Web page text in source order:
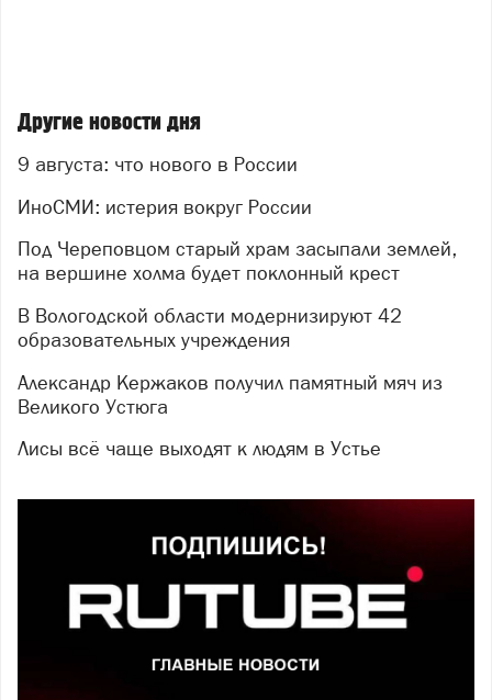
Другие новости дня
9 августа: что нового в России
ИноСМИ: истерия вокруг России
Под Череповцом старый храм засыпали землей,
на вершине холма будет поклонный крест
В Вологодской области модернизируют 42
образовательных учреждения
Александр Кержаков получил памятный мяч из
Великого Устюга
Лисы всё чаще выходят к людям в Устье